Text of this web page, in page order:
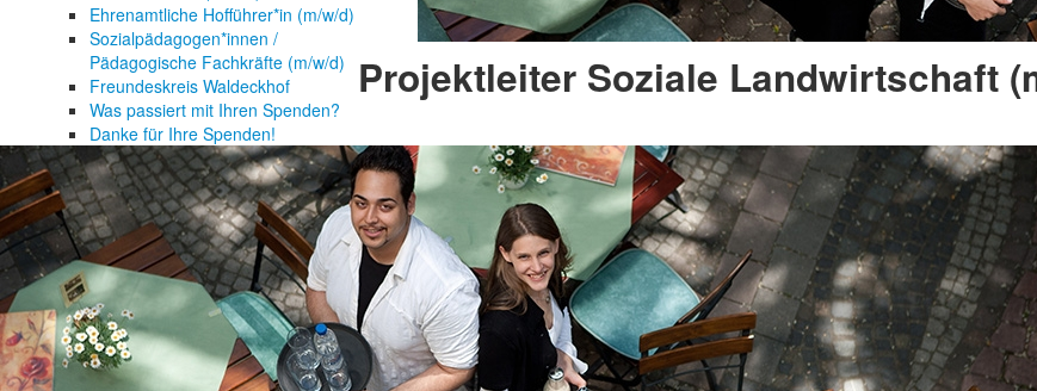
Ehrenamtliche Hofführer*in (m/w/d)
Sozialpädagogen*innen /
Pädagogische Fachkräfte (m/w/d)
Freundeskreis Waldeckhof
Was passiert mit Ihren Spenden?
Danke für Ihre Spenden!
Projektleiter Soziale Landwirtschaft